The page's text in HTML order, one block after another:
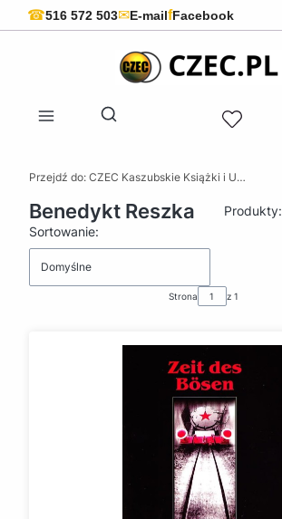
☎516 572 503✉E-mailfFacebook
Otwórz wyszukiwarkę
Przejdź do: CZEC Kaszubskie Książki i Upominki - Pamiątki z Kaszub
Benedykt Reszka Produkty:
Lista produktów
Sortowanie:
Domyślne
Strona z 1